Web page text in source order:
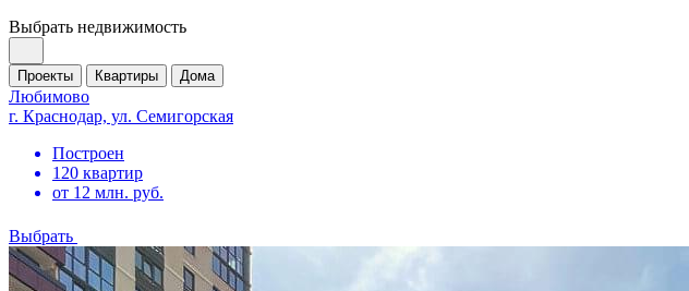
Выбрать недвижимость
Проекты Квартиры Дома
Любимово
г. Краснодар, ул. Семигорская
Построен
120 квартир
от 12 млн. руб.
Выбрать